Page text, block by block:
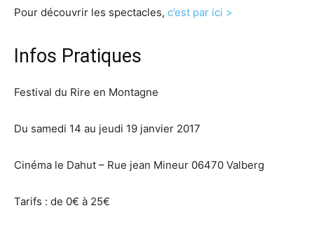
Pour découvrir les spectacles, c’est par ici >
Infos Pratiques
Festival du Rire en Montagne
Du samedi 14 au jeudi 19 janvier 2017
Cinéma le Dahut – Rue jean Mineur 06470 Valberg
Tarifs : de 0€ à 25€